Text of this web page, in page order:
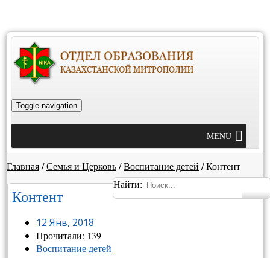
Toggle navigation
MENU
Главная/Семья и Церковь/Воспитание детей /Контент
Найти:
Контент
12 Янв, 2018
Прочитали: 139
Воспитание детей